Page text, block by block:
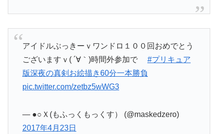
アイドルぶっきーｖワンドロ１００回おめでとう
ございますｖ( ´∀｀)時間外参加で #プリキュア
版深夜の真剣お絵描き60分一本勝負
pic.twitter.com/zetbz5wWG3
— ●○Ｘ(もふっくもっくす） (@maskedzero)
2017年4月23日